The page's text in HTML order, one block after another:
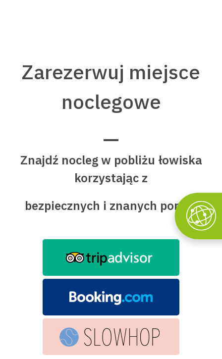
Zarezerwuj miejsce
noclegowe
Znajdź nocleg w pobliżu łowiska
korzystając z
bezpiecznych i znanych portali